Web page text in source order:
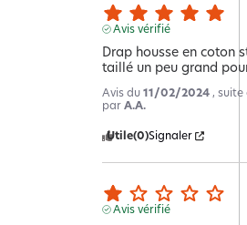
Avis vérifié
Drap housse en coton
taillé un peu grand
Avis du 11/02/2024 , suite
par A.A.
Utile(0)Signaler
Avis vérifié